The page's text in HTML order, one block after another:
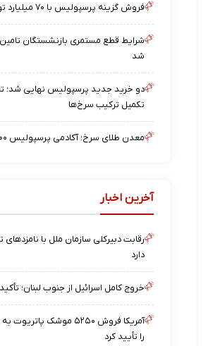
فروش گزینه پرسپولیس با ۷۰ میلیارد تومان
شرایط قطع مستمری بازنشستگان تامین
شد
دو خرید جدید پرسپولیس نهایی شد؛
تکمیل ترکیب سرخ‌ها
معدن طلای سرخ؛ آکادمی پرسپولیس ۱۰۰ میلیاردی شد!
آخرین اخبار
رقابت دبیرکلی سازمان ملل با نامزدهای
دارد
خروج کامل اسرائیل از جنوب لبنان؛
آمریکا فروش ۵۲۵۰ موشک
را تأیید کرد